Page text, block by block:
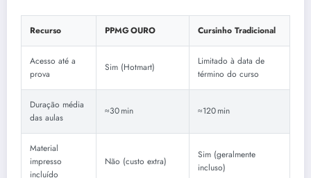
Recurso PPMG OURO Cursinho Tradicional
Acesso até a
prova
Sim (Hotmart)
Limitado à data de
término do curso
Duração média
das aulas
≈30 min ≈120 min
Material
impresso
incluído
Não (custo extra)
Sim (geralmente
incluso)